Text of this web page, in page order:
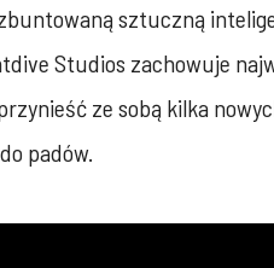
sztuczną
Studios zachowuje
ze sobą kilka
padów.